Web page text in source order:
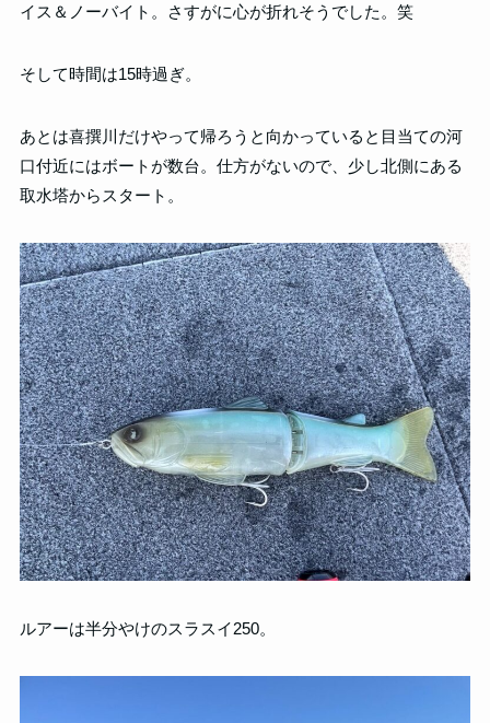
イス＆ノーバイト。さすがに心が折れそうでした。笑
そして時間は15時過ぎ。
あとは喜撰川だけやって帰ろうと向かっていると目当ての河
口付近にはボートが数台。仕方がないので、少し北側にある
取水塔からスタート。
ルアーは半分やけのスラスイ250。